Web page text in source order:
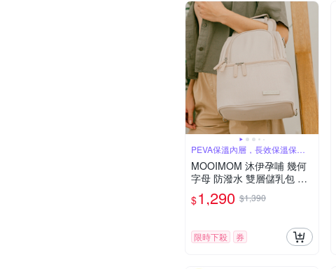
PEVA保溫內層，長效保溫保冰8
MOOIMOM 沐伊孕哺 幾何
字母 防潑水 雙層儲乳包 母
乳 保溫 保冷袋 哺乳包 多款
可選
$1,290 $1,390
限時下殺 券